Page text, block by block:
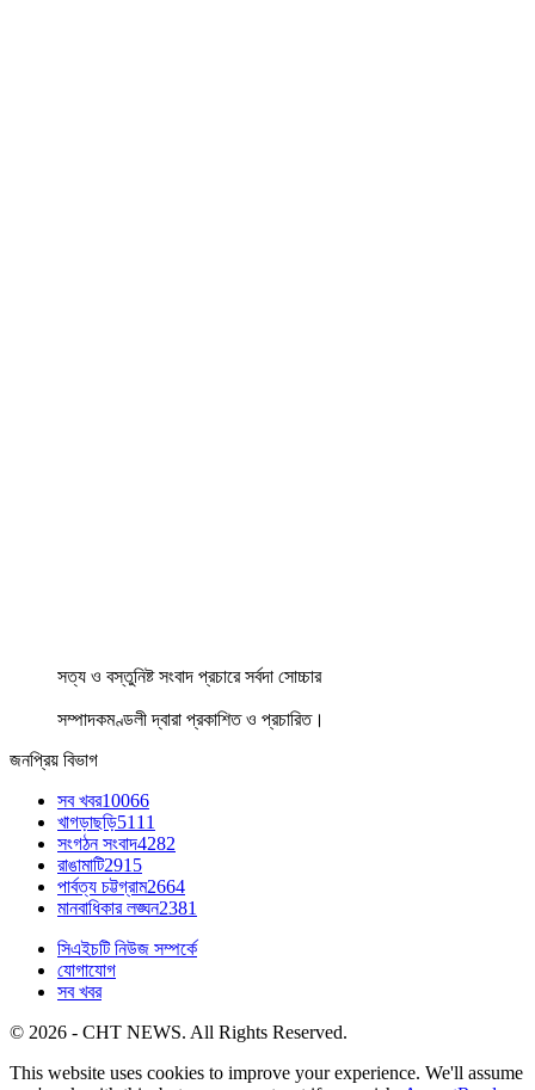
সত্য ও বস্তুনিষ্ট সংবাদ প্রচারে সর্বদা সোচ্চার
সম্পাদকমণ্ডলী দ্বারা প্রকাশিত ও প্রচারিত।
জনপ্রিয় বিভাগ
সব খবর10066
খাগড়াছড়ি5111
সংগঠন সংবাদ4282
রাঙামাটি2915
পার্বত্য চট্টগ্রাম2664
মানবাধিকার লঙ্ঘন2381
সিএইচটি নিউজ সম্পর্কে
যোগাযোগ
সব খবর
© 2026 - CHT NEWS. All Rights Reserved.
This website uses cookies to improve your experience. We'll assume